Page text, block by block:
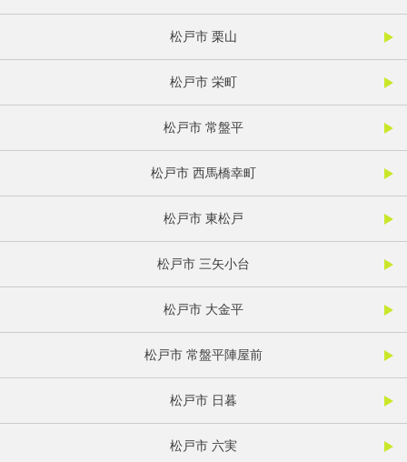
松戸市 栗山
松戸市 栄町
松戸市 常盤平
松戸市 西馬橋幸町
松戸市 東松戸
松戸市 三矢小台
松戸市 大金平
松戸市 常盤平陣屋前
松戸市 日暮
松戸市 六実